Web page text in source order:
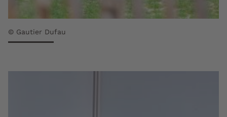
© Gautier Dufau